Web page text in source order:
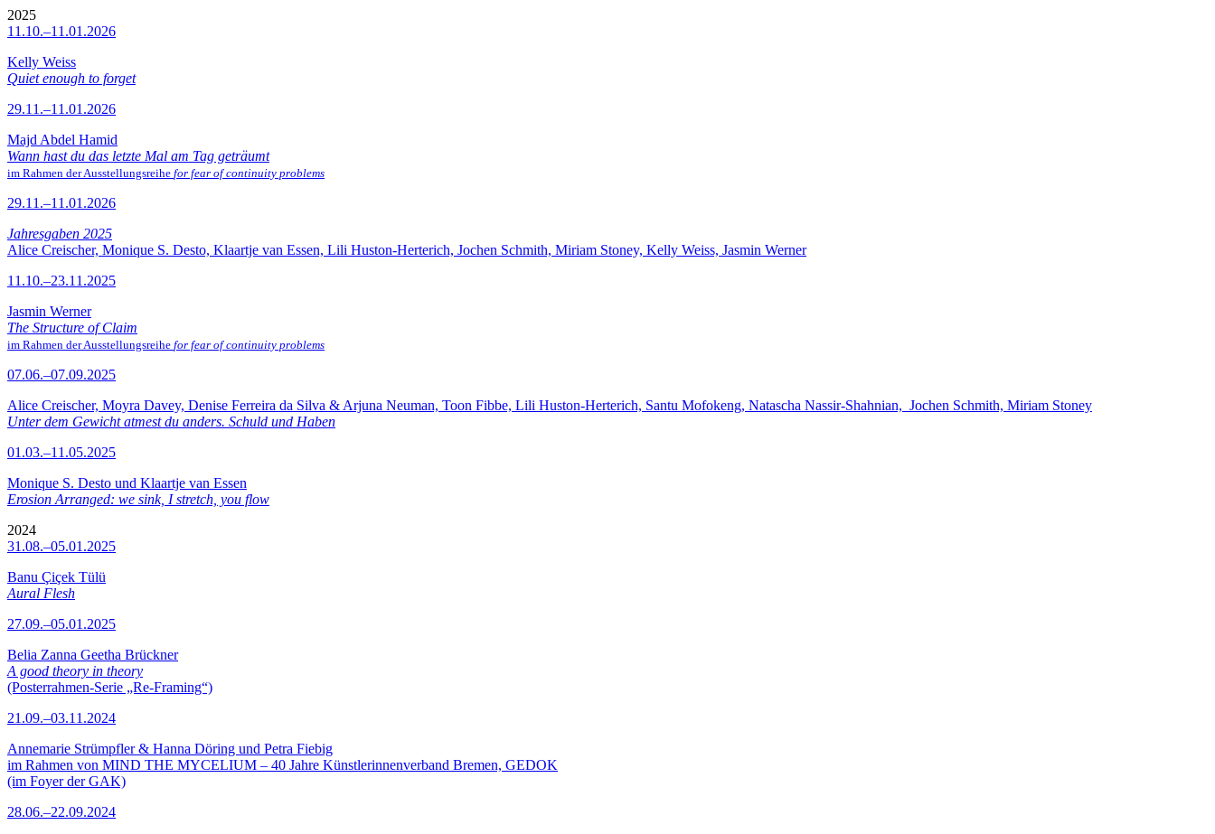
2025
11.10.–11.01.2026
Kelly Weiss
Quiet enough to forget
29.11.–11.01.2026
Majd Abdel Hamid
Wann hast du das letzte Mal am Tag geträumt
im Rahmen der Ausstellungsreihe for fear of continuity problems
29.11.–11.01.2026
Jahresgaben 2025
Alice Creischer, Monique S. Desto, Klaartje van Essen, Lili Huston-Herterich, Jochen Schmith, Miriam Stoney, Kelly Weiss, Jasmin Werner
11.10.–23.11.2025
Jasmin Werner
The Structure of Claim
im Rahmen der Ausstellungsreihe for fear of continuity problems
07.06.–07.09.2025
Alice Creischer, Moyra Davey, Denise Ferreira da Silva & Arjuna Neuman, Toon Fibbe, Lili Huston-Herterich, Santu Mofokeng, Natascha Nassir-Shahnian, Jochen Schmith, Miriam Stoney
Unter dem Gewicht atmest du anders. Schuld und Haben
01.03.–11.05.2025
Monique S. Desto und Klaartje van Essen
Erosion Arranged: we sink, I stretch, you flow
2024
31.08.–05.01.2025
Banu Çiçek Tülü
Aural Flesh
27.09.–05.01.2025
Belia Zanna Geetha Brückner
A good theory in theory
(Posterrahmen-Serie „Re-Framing“)
21.09.–03.11.2024
Annemarie Strümpfler & Hanna Döring und Petra Fiebig
im Rahmen von MIND THE MYCELIUM – 40 Jahre Künstlerinnenverband Bremen, GEDOK
(im Foyer der GAK)
28.06.–22.09.2024